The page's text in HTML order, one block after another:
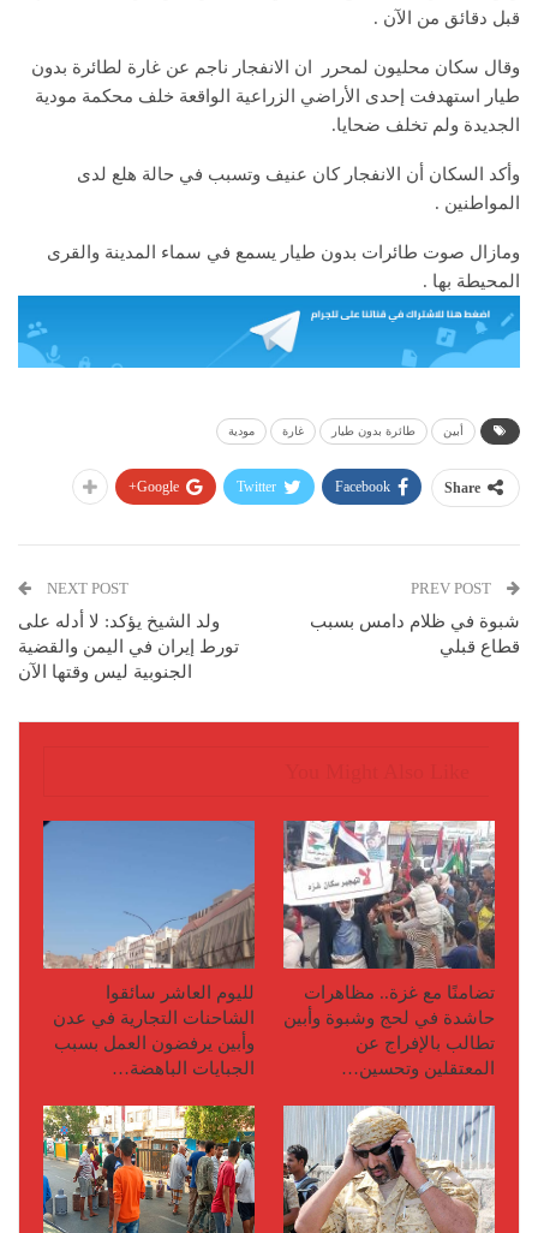
قبل دقائق من الآن .
وقال سكان محليون لمحرر ان الانفجار ناجم عن غارة لطائرة بدون
طيار استهدفت إحدى الأراضي الزراعية الواقعة خلف محكمة مودية
الجديدة ولم تخلف ضحايا.
وأكد السكان أن الانفجار كان عنيف وتسبب في حالة هلع لدى
المواطنين .
ومازال صوت طائرات بدون طيار يسمع في سماء المدينة والقرى
المحيطة بها .
أبين طائرة بدون طيار غارة مودية
Share
Facebook
Twitter
Google+
شبوة في ظلام دامس بسبب
قطاع قبلي
NEXT POST
ولد الشيخ يؤكد: لا أدله على
تورط إيران في اليمن والقضية
الجنوبية ليس وقتها الآن
تضامنًا مع غزة.. مظاهرات
حاشدة في لحج وشبوة وأبين
تطالب بالإفراج عن
المعتقلين وتحسين…
لليوم العاشر سائقوا
الشاحنات التجارية في عدن
وأبين يرفضون العمل بسبب
الجبايات الباهضة…